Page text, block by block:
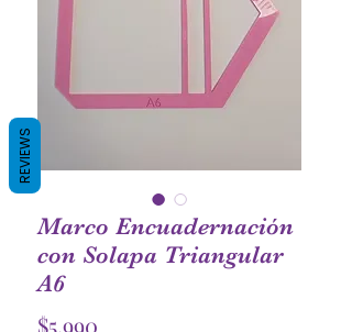
Marco Encuadernación
con Solapa Triangular
A6
$5.990
REVIEWS